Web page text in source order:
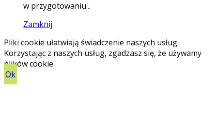
w przygotowaniu...
Zamknij
Pliki cookie ułatwiają świadczenie naszych usług.
Korzystając z naszych usług, zgadzasz się, że używamy
plików cookie.
Ok